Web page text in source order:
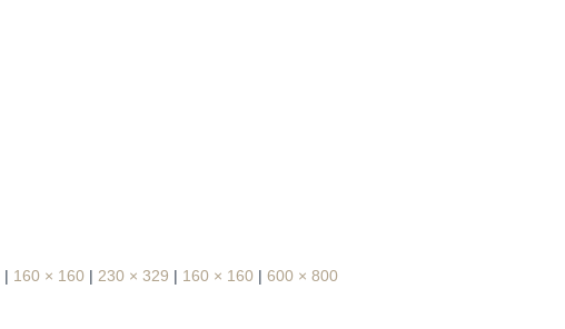
| 160 × 160 | 230 × 329 | 160 × 160 | 600 × 800